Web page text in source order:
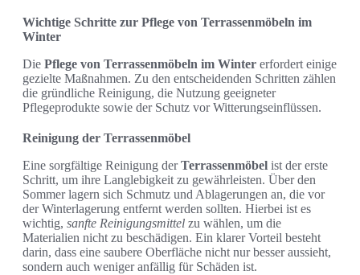
Wichtige Schritte zur Pflege von Terrassenmöbeln im
Winter
Die Pflege von Terrassenmöbeln im Winter erfordert einige
gezielte Maßnahmen. Zu den entscheidenden Schritten zählen
die gründliche Reinigung, die Nutzung geeigneter
Pflegeprodukte sowie der Schutz vor Witterungseinflüssen.
Reinigung der Terrassenmöbel
Eine sorgfältige Reinigung derTerrassenmöbel ist der erste
Schritt, um ihre Langlebigkeit zu gewährleisten. Über den
Sommer lagern sich Schmutz und Ablagerungen an, die vor
der Winterlagerung entfernt werden sollten. Hierbei ist es
wichtig, sanfte Reinigungsmittel zu wählen, um die
Materialien nicht zu beschädigen. Ein klarer Vorteil besteht
darin, dass eine saubere Oberfläche nicht nur besser aussieht,
sondern auch weniger anfällig für Schäden ist.